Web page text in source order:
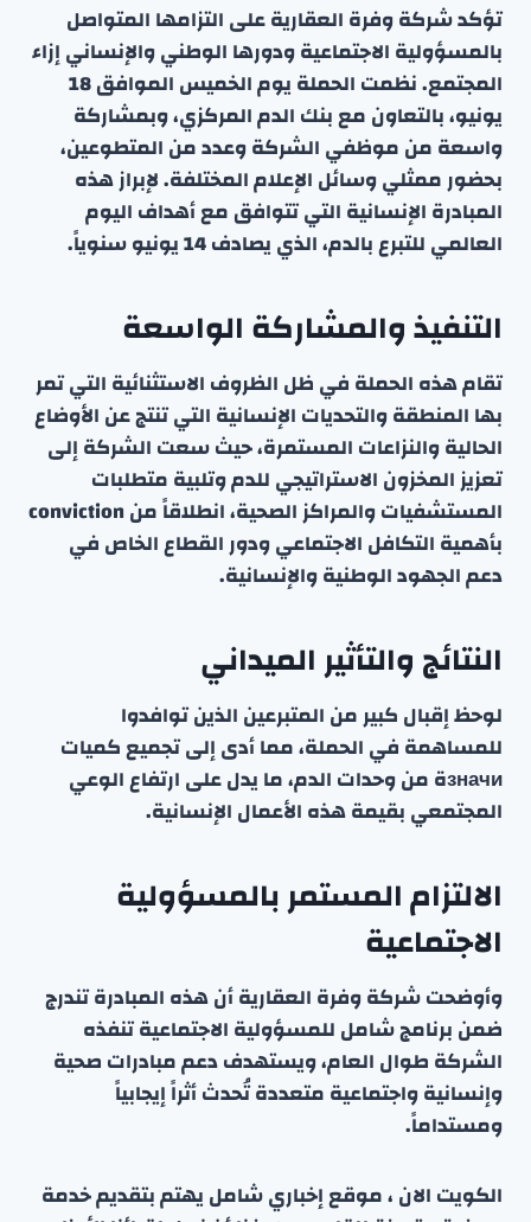
تؤكد شركة وفرة العقارية على التزامها المتواصل
بالمسؤولية الاجتماعية ودورها الوطني والإنساني إزاء
المجتمع. نظمت الحملة يوم الخميس الموافق 18
يونيو، بالتعاون مع بنك الدم المركزي، وبمشاركة
واسعة من موظفي الشركة وعدد من المتطوعين،
بحضور ممثلي وسائل الإعلام المختلفة. لإبراز هذه
المبادرة الإنسانية التي تتوافق مع أهداف اليوم
العالمي للتبرع بالدم، الذي يصادف 14 يونيو سنوياً.
التنفيذ والمشاركة الواسعة
تقام هذه الحملة في ظل الظروف الاستثنائية التي تمر
بها المنطقة والتحديات الإنسانية التي تنتج عن الأوضاع
الحالية والنزاعات المستمرة، حيث سعت الشركة إلى
تعزيز المخزون الاستراتيجي للدم وتلبية متطلبات
المستشفيات والمراكز الصحية، انطلاقاً من conviction
بأهمية التكافل الاجتماعي ودور القطاع الخاص في
دعم الجهود الوطنية والإنسانية.
النتائج والتأثير الميداني
لوحظ إقبال كبير من المتبرعين الذين توافدوا
للمساهمة في الحملة، مما أدى إلى تجميع كميات
значиة من وحدات الدم، ما يدل على ارتفاع الوعي
المجتمعي بقيمة هذه الأعمال الإنسانية.
الالتزام المستمر بالمسؤولية
الاجتماعية
وأوضحت شركة وفرة العقارية أن هذه المبادرة تندرج
ضمن برنامج شامل للمسؤولية الاجتماعية تنفذه
الشركة طوال العام، ويستهدف دعم مبادرات صحية
وإنسانية واجتماعية متعددة تُحدث أثراً إيجابياً
ومستداماً.
الكويت الان ، موقع إخباري شامل يهتم بتقديم خدمة